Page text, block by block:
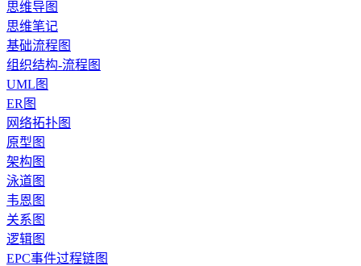
思维导图
思维笔记
基础流程图
组织结构-流程图
UML图
ER图
网络拓扑图
原型图
架构图
泳道图
韦恩图
关系图
逻辑图
EPC事件过程链图